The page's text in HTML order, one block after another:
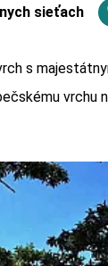
sieťach
s
vrchu